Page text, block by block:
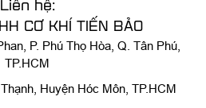
Liên hệ:
CƠ KHÍ TIẾN BẢO
P. Phú Thọ Hòa, Q. Tân Phú,
TP.HCM
Huyện Hóc Môn, TP.HCM